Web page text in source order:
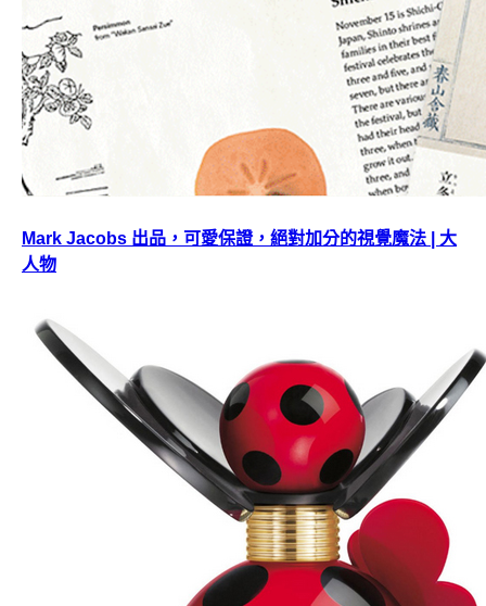
Mark Jacobs 出品，可愛保證，絕對加分的視覺魔法 | 大
人物